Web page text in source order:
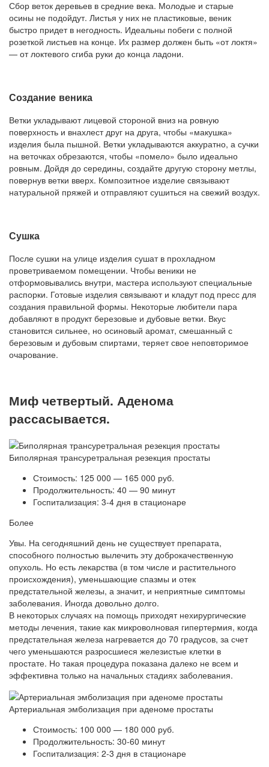
Сбор веток деревьев в средние века. Молодые и старые
осины не подойдут. Листья у них не пластиковые, веник
быстро придет в негодность. Идеальны побеги с полной
розеткой листьев на конце. Их размер должен быть «от локтя»
— от локтевого сгиба руки до конца ладони.
Создание веника
Ветки укладывают лицевой стороной вниз на ровную
поверхность и внахлест друг на друга, чтобы «макушка»
изделия была пышной. Ветки укладываются аккуратно, а сучки
на веточках обрезаются, чтобы «помело» было идеально
ровным. Дойдя до середины, создайте другую сторону метлы,
повернув ветки вверх. Композитное изделие связывают
натуральной пряжей и отправляют сушиться на свежий воздух.
Сушка
После сушки на улице изделия сушат в прохладном
проветриваемом помещении. Чтобы веники не
отформовывались внутри, мастера используют специальные
распорки. Готовые изделия связывают и кладут под пресс для
создания правильной формы. Некоторые любители пара
добавляют в продукт березовые и дубовые ветки. Вкус
становится сильнее, но осиновый аромат, смешанный с
березовым и дубовым спиртами, теряет свое неповторимое
очарование.
Миф четвертый. Аденома
рассасывается.
Биполярная трансуретральная резекция простаты
Стоимость: 125 000 — 165 000 руб.
Продолжительность: 40 — 90 минут
Госпитализация: 3-4 дня в стационаре
Более
Увы. На сегодняшний день не существует препарата,
способного полностью вылечить эту доброкачественную
опухоль. Но есть лекарства (в том числе и растительного
происхождения), уменьшающие спазмы и отек
предстательной железы, а значит, и неприятные симптомы
заболевания. Иногда довольно долго.
В некоторых случаях на помощь приходят нехирургические
методы лечения, такие как микроволновая гипертермия, когда
предстательная железа нагревается до 70 градусов, за счет
чего уменьшаются разросшиеся железистые клетки в
простате. Но такая процедура показана далеко не всем и
эффективна только на начальных стадиях заболевания.
Артериальная эмболизация при аденоме простаты
Стоимость: 100 000 — 180 000 руб.
Продолжительность: 30-60 минут
Госпитализация: 2-3 дня в стационаре